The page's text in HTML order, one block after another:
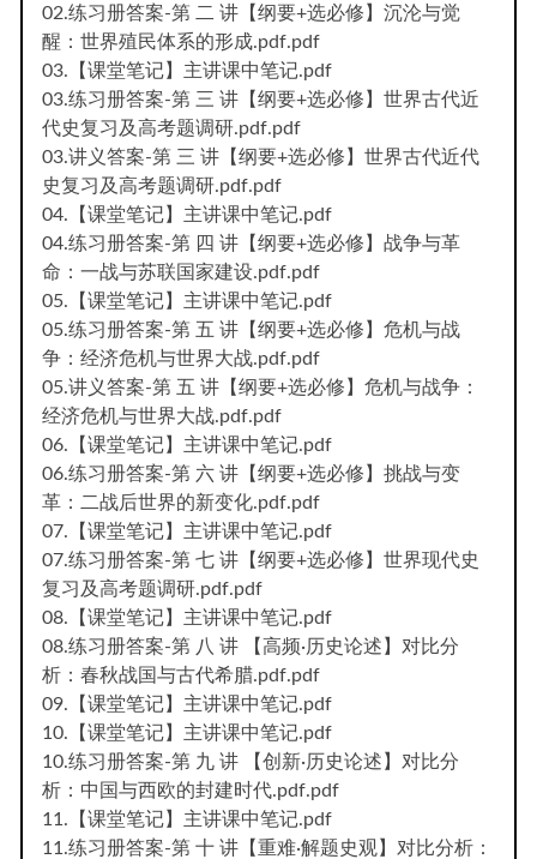
02.练习册答案-第 二 讲【纲要+选必修】沉沦与觉
醒：世界殖民体系的形成.pdf.pdf
03.【课堂笔记】主讲课中笔记.pdf
03.练习册答案-第 三 讲【纲要+选必修】世界古代近
代史复习及高考题调研.pdf.pdf
03.讲义答案-第 三 讲【纲要+选必修】世界古代近代
史复习及高考题调研.pdf.pdf
04.【课堂笔记】主讲课中笔记.pdf
04.练习册答案-第 四 讲【纲要+选必修】战争与革
命：一战与苏联国家建设.pdf.pdf
05.【课堂笔记】主讲课中笔记.pdf
05.练习册答案-第 五 讲【纲要+选必修】危机与战
争：经济危机与世界大战.pdf.pdf
05.讲义答案-第 五 讲【纲要+选必修】危机与战争：
经济危机与世界大战.pdf.pdf
06.【课堂笔记】主讲课中笔记.pdf
06.练习册答案-第 六 讲【纲要+选必修】挑战与变
革：二战后世界的新变化.pdf.pdf
07.【课堂笔记】主讲课中笔记.pdf
07.练习册答案-第 七 讲【纲要+选必修】世界现代史
复习及高考题调研.pdf.pdf
08.【课堂笔记】主讲课中笔记.pdf
08.练习册答案-第 八 讲 【高频·历史论述】对比分
析：春秋战国与古代希腊.pdf.pdf
09.【课堂笔记】主讲课中笔记.pdf
10.【课堂笔记】主讲课中笔记.pdf
10.练习册答案-第 九 讲 【创新·历史论述】对比分
析：中国与西欧的封建时代.pdf.pdf
11.【课堂笔记】主讲课中笔记.pdf
11.练习册答案-第 十 讲【重难·解题史观】对比分析：